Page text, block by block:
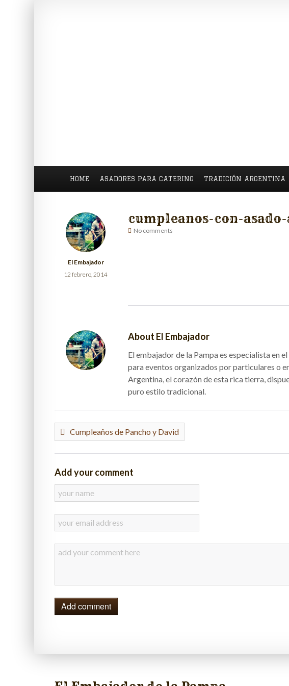
HOME ASADORES PARA CATERING TRADICIÓN ARGENTINA
El Embajador
12 febrero, 2014
cumpleanos-con-
No comments
About El Embajador
El embajador de la Pampa es especialista en
para eventos organizados por particulares o
Argentina, el corazón de esta rica tierra,
puro estilo tradicional.
Cumpleaños de Pancho y David
Add your comment
Add comment